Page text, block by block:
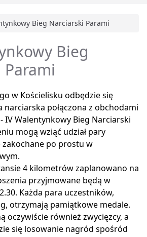
Bieg Narciarski Parami
Bieg
Parami
w Kościelisku odbędzie się
połączona z obchodami
IV Walentynkowy Bieg Narciarski
mogą wziąć udział pary
zakochane po prostu w
4 kilometrów zaplanowano na
przyjmowane będą w
Każda para uczestników,
otrzymają pamiątkowe medale.
oczywiście również zwycięzcy, a
się losowanie nagród spośród